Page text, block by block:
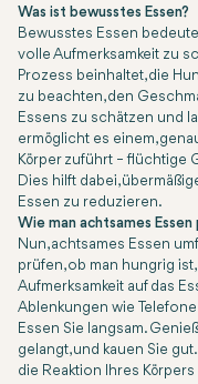
Was ist bewusstes Essen?
Bewusstes Essen
volle Aufmerksamkeit zu
Prozess beinhaltet, die
zu beachten, den
Essens zu schätzen und
ermöglicht es einem,
Körper zuführt – flüchtige
Dies hilft dabei,
Essen zu reduzieren.
Wie man achtsames
Nun, achtsames Essen
prüfen, ob man hungrig
Aufmerksamkeit auf das
Ablenkungen wie
Essen Sie langsam.
gelangt, und kauen Sie
die Reaktion Ihres